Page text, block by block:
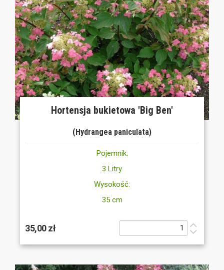
Hortensja bukietowa 'Big Ben'
(Hydrangea paniculata)
Pojemnik:
3 Litry
Wysokość:
35 cm
35,00 zł